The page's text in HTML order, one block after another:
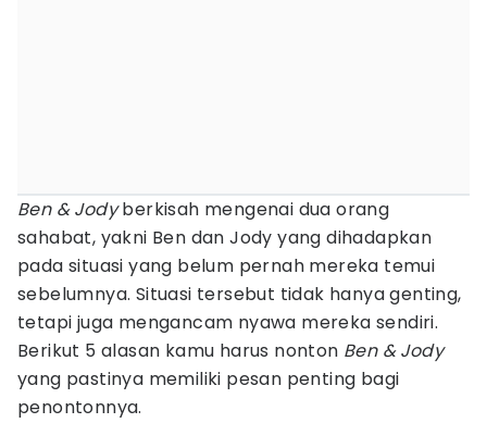
Ben & Jodyberkisah mengenai dua orang
sahabat, yakni Ben dan Jody yang dihadapkan
pada situasi yang belum pernah mereka temui
sebelumnya. Situasi tersebut tidak hanya genting,
tetapi juga mengancam nyawa mereka sendiri.
Berikut 5 alasan kamu harus nonton Ben & Jody
yang pastinya memiliki pesan penting bagi
penontonnya.